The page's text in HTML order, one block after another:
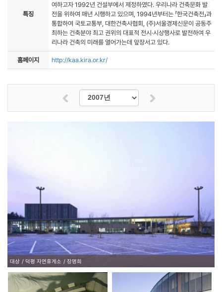
특징
여하고자 1992년 건설부에서 제정하였다. 우리나라 건축문화 발
전을 위하여 매년 시행하고 있으며, 1994년부터는 「한국건축전」과
통합하여 국토교통부, 대한건축사협회, (주)서울경제신문이 공동주
최하는 건축분야 최고 권위의 대표적 전시·시상행사로 발전하여 우
리나라 건축의 미래를 열어가는데 앞장서고 있다.
홈페이지 http://kaa.kira.or.kr/
대상 덕평 자연휴게소 장명희